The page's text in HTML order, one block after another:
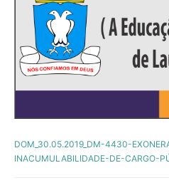
DOM_30.05.2019_DM-4430-
INACUMULABILIDADE-DE-CARGO-